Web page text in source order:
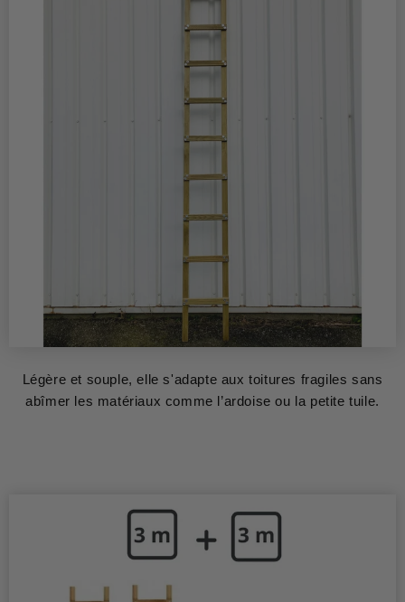
Légère et souple, elle s'adapte aux toitures fragiles sans
abîmer les matériaux comme l’ardoise ou la petite tuile.